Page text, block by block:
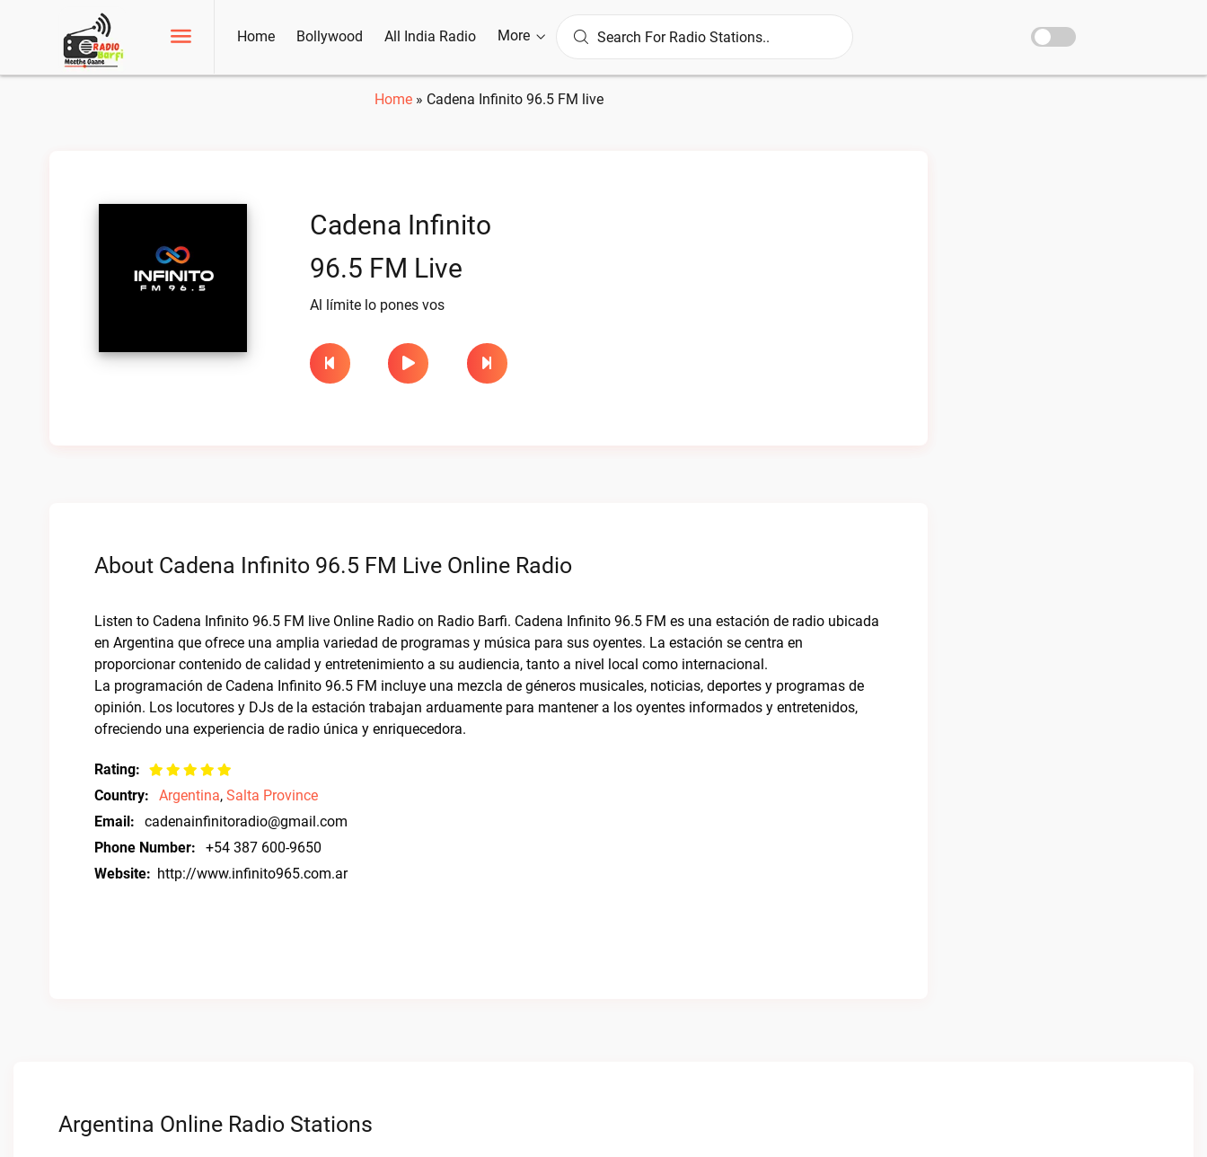
Home Bollywood All India Radio More
Home» Cadena Infinito 96.5 FM live
Cadena Infinito
96.5 FM Live
Al límite lo pones vos
About Cadena Infinito 96.5 FM Live Online Radio
Listen to Cadena Infinito 96.5 FM live Online Radio on Radio Barfi. Cadena Infinito 96.5 FM es una estación de radio ubicada
en Argentina que ofrece una amplia variedad de programas y música para sus oyentes. La estación se centra en
proporcionar contenido de calidad y entretenimiento a su audiencia, tanto a nivel local como internacional.
La programación de Cadena Infinito 96.5 FM incluye una mezcla de géneros musicales, noticias, deportes y programas de
opinión. Los locutores y DJs de la estación trabajan arduamente para mantener a los oyentes informados y entretenidos,
ofreciendo una experiencia de radio única y enriquecedora.
Rating:
Country:
Argentina, Salta Province
Email:
cadenainfinitoradio@gmail.com
Phone Number:
+54 387 600-9650
Website: http://www.infinito965.com.ar
Argentina Online Radio Stations